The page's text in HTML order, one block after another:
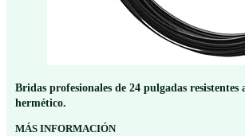
Bridas profesionales de 24 pulgadas
hermético.
MÁS INFORMACIÓN